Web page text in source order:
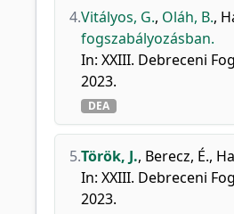
4.Vitályos, G., Oláh, B.,
fogszabályozásban.
In: XXIII. Debreceni
2023.
DEA
5.Török, J., Berecz, É.,
In: XXIII. Debreceni
2023.